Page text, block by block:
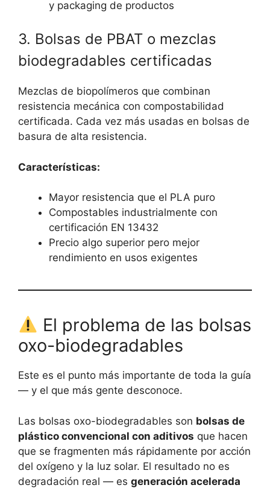
y packaging de productos
3. Bolsas de PBAT o mezclas
biodegradables certificadas
Mezclas de biopolímeros que combinan
resistencia mecánica con compostabilidad
certificada. Cada vez más usadas en bolsas de
basura de alta resistencia.
Características:
Mayor resistencia que el PLA puro
Compostables industrialmente con
certificación EN 13432
Precio algo superior pero mejor
rendimiento en usos exigentes
El problema de las bolsas
oxo-biodegradables
Este es el punto más importante de toda la guía
— y el que más gente desconoce.
Las bolsas oxo-biodegradables son bolsas de
plástico convencional con aditivos que hacen
que se fragmenten más rápidamente por acción
del oxígeno y la luz solar. El resultado no es
degradación real — es generación acelerada